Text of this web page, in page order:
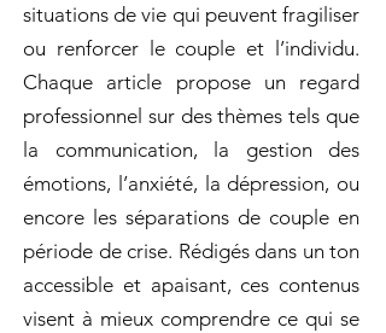
situations de vie qui peuvent fragiliser
ou renforcer le couple et l’individu.
Chaque article propose un regard
professionnel sur des thèmes tels que
la communication, la gestion des
émotions, l’anxiété, la dépression, ou
encore les séparations de couple en
période de crise. Rédigés dans un ton
accessible et apaisant, ces contenus
visent à mieux comprendre ce qui se